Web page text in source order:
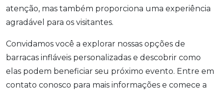
atenção, mas também proporciona uma experiência
agradável para os visitantes.
Convidamos você a explorar nossas opções de
barracas infláveis personalizadas e descobrir como
elas podem beneficiar seu próximo evento. Entre em
contato conosco para mais informações e comece a